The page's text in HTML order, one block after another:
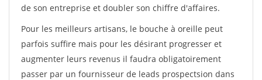
de son entreprise et doubler son chiffre d'affaires.
Pour les meilleurs artisans, le bouche à oreille peut
parfois suffire mais pour les désirant progresser et
augmenter leurs revenus il faudra obligatoirement
passer par un fournisseur de leads prospectsion dans